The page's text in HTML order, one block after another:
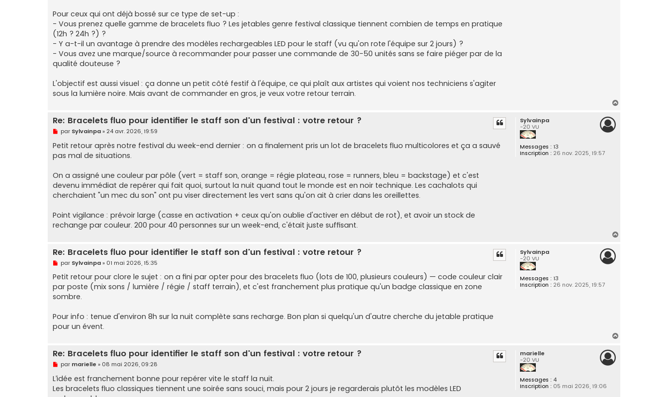
Pour ceux qui ont déjà bossé sur ce type de set-up :
- Vous prenez quelle gamme de bracelets fluo ? Les jetables genre festival classique tiennent combien de temps en pratique
(12h ? 24h ?) ?
- Y a-t-il un avantage à prendre des modèles rechargeables LED pour le staff (vu qu'on rote l'équipe sur 2 jours) ?
- Vous avez une marque/source à recommander pour passer une commande de 30-50 unités sans se faire piéger par de la
qualité douteuse ?
L'objectif est aussi visuel : ça donne un petit côté festif à l'équipe, ce qui plaît aux artistes qui voient nos techniciens s'agiter
sous la lumière noire. Mais avant de commander en gros, je veux votre retour terrain.
Sylvainpa
-20 VU
Messages : 13
Inscription : 26 nov. 2025, 19:57
Re: Bracelets fluo pour identifier le staff son d'un festival : votre retour ?
M
e
s
s
a
n
o
n
l
par Sylvainpa» 24 avr. 2026, 19:59
Petit retour après notre festival du week-end dernier : on a finalement pris un lot de bracelets fluo multicolores et ça a sauvé
pas mal de situations.
On a assigné une couleur par pôle (vert = staff son, orange = régie plateau, rose = runners, bleu = backstage) et c'est
devenu immédiat de repérer qui fait quoi, surtout la nuit quand tout le monde est en noir technique. Les cachalots qui
cherchaient "un mec du son" ont pu viser directement les vert sans qu'on ait à crier dans les oreillettes.
Point vigilance : prévoir large (casse en activation + ceux qu'on oublie d'activer en début de rot), et avoir un stock de
rechange par couleur. 200 pour 40 personnes sur un week-end, c'était juste suffisant.
Sylvainpa
-20 VU
Messages : 13
Inscription : 26 nov. 2025, 19:57
Re: Bracelets fluo pour identifier le staff son d'un festival : votre retour ?
M
e
s
s
a
g
e
o
n
l
par Sylvainpa» 01 mai 2026, 15:35
Petit retour pour clore le sujet : on a fini par opter pour des bracelets fluo (lots de 100, plusieurs couleurs) — code couleur clair
par poste (mix sons / lumière / régie / staff terrain), et c'est franchement plus pratique qu'un badge classique en zone
sombre.
Pour info : tenue d'environ 8h sur la nuit complète sans recharge. Bon plan si quelqu'un d'autre cherche du jetable pratique
pour un évent.
marielle
-20 VU
Messages : 4
Inscription : 05 mai 2026, 19:06
Re: Bracelets fluo pour identifier le staff son d'un festival : votre retour ?
M
e
s
s
a
par marielle » 08 mai 2026, 09:28
L’idée est franchement bonne pour repérer vite le staff la nuit.
Les bracelets fluo classiques tiennent une soirée sans souci, mais pour 2 jours je regarderais plutôt les modèles LED